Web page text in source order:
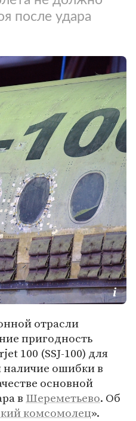
после удара
отрасли
пригодность
100 (SSJ-100) для
наличие ошибки в
основной
в Шереметьево. Об
комсомолец».